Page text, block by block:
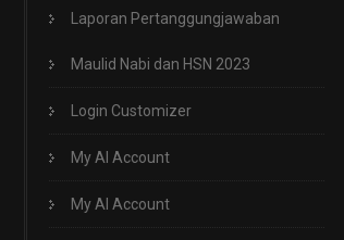
Laporan Pertanggungjawaban
Maulid Nabi dan HSN 2023
Login Customizer
My AI Account
My AI Account